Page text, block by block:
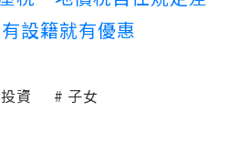
設籍就有優惠
投資 子女